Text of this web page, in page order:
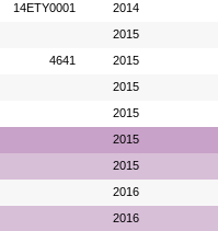
14ETY0001 2014
2015
4641 2015
2015
2015
2015
2015
2016
2016